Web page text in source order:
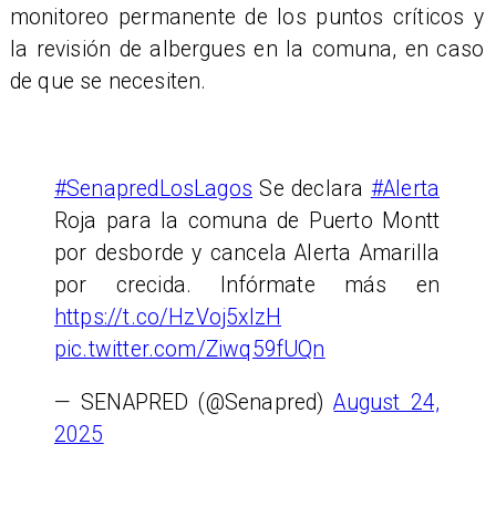
monitoreo permanente de los puntos críticos y
la revisión de albergues en la comuna, en caso
de que se necesiten.
#SenapredLosLagos Se declara #Alerta
Roja para la comuna de Puerto Montt
por desborde y cancela Alerta Amarilla
por crecida. Infórmate más en
https://t.co/HzVoj5xIzH
pic.twitter.com/Ziwq59fUQn
— SENAPRED (@Senapred)August 24,
2025